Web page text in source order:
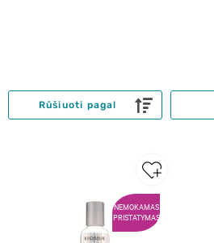
Rūšiuoti pagal
NEMOKAMAS
PRISTATYMAS